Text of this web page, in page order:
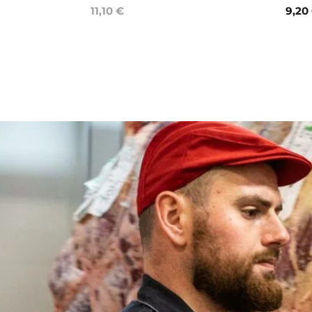
11,10 € 9,20